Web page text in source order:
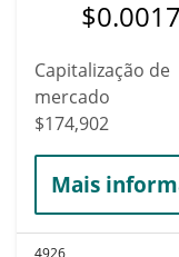
$
Capitalização de
mercado
$174,902
Mais
4926